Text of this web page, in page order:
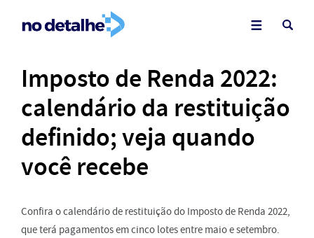
Imposto de Renda 2022:
calendário da restituição
definido; veja quando
você recebe
Confira o calendário de restituição do Imposto de Renda 2022,
que terá pagamentos em cinco lotes entre maio e setembro.